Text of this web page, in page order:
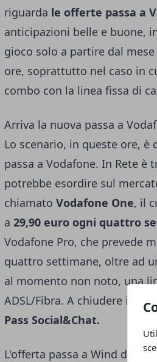
riguarda le offerte passa a
anticipazioni belle e buone,
gioco solo a partire dal
ore, soprattutto nel caso in
combo con la linea fissa di
Arriva la nuova passa a
Lo scenario, in queste ore,
passa a Vodafone. In Rete
potrebbe esordire sul
chiamato Vodafone One, il
a 29,90 euro ogni quattro
Vodafone Pro, che prevede
quattro settimane, oltre ad
al momento non noto, una
ADSL/Fibra. A chiudere il
Pass Social&Chat.
L'offerta passa a Wind da 5